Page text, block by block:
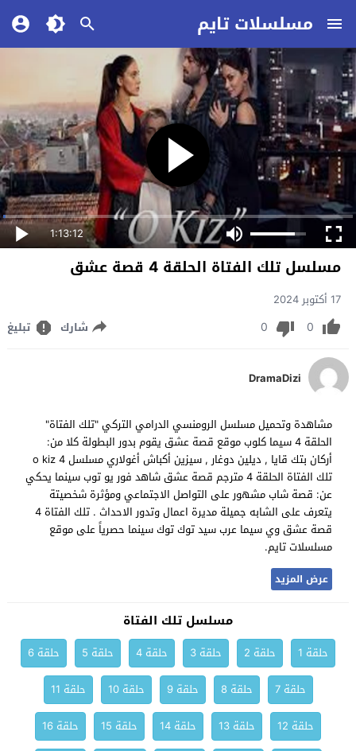
مسلسلات تايم
1:13:12
مسلسل تلك الفتاة الحلقة 4 قصة عشق
17 أكتوبر 2024
0
0 شارك تبليغ
DramaDizi
مشاهدة وتحميل مسلسل الرومنسي الدرامي التركي "تلك الفتاة"
الحلقة 4 سيما كلوب موقع قصة عشق يقوم بدور البطولة كلا من:
أركان بتك قايا , ديلين دوغار , سيزين أكباش أغولاري مسلسل o kiz 4
تلك الفتاة الحلقة 4 مترجم قصة عشق شاهد فور يو توب سينما يحكي
عن: قصة شاب مشهور على التواصل الاجتماعي ومؤثرة شخصيتة
يتعرف على الشابه جميلة مديرة اعمال وتدور الاحداث . تلك الفتاة 4
قصة عشق وي سيما عرب سيد توك توك سينما حصرياً على موقع
مسلسلات تايم.
عرض المزيد
مسلسل تلك الفتاة
حلقة 1 حلقة 2 حلقة 3 حلقة 4 حلقة 5
حلقة 6
حلقة 7
حلقة 8 حلقة 9 حلقة 10
حلقة 11
حلقة 12
حلقة 13 حلقة 14 حلقة 15
حلقة 16